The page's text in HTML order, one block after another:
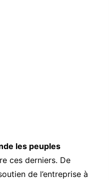
les peuples
ces derniers. De
de l’entreprise à